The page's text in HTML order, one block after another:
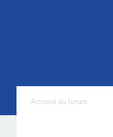
Accueil du forum